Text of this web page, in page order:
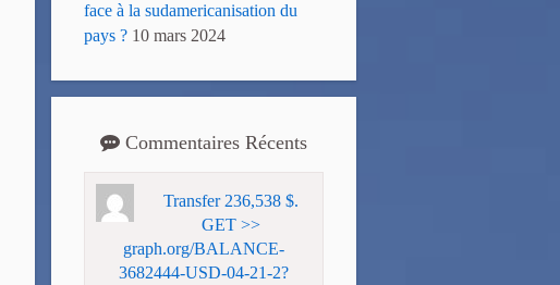
face à la sudamericanisation du
pays ? 10 mars 2024
Commentaires Récents
Transfer 236,538 $.
GET >>
graph.org/BALANCE-
3682444-USD-04-21-2?